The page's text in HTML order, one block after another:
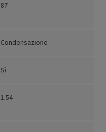
87
Condensazione
Sì
1.54